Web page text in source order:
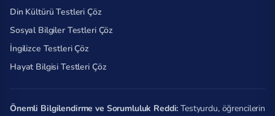
Din Kültürü Testleri Çöz
Sosyal Bilgiler Testleri Çöz
İngilizce Testleri Çöz
Hayat Bilgisi Testleri Çöz
Önemli Bilgilendirme ve Sorumluluk Reddi: Testyurdu, öğrencilerin